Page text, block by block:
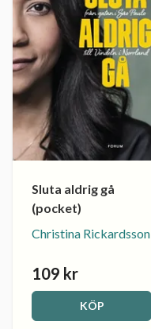
Sluta aldrig gå
(pocket)
Christina Rickardsson
109 kr
KÖP